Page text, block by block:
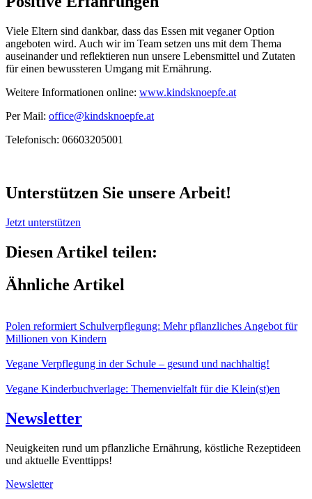
Viele Eltern sind dankbar, dass das Essen mit veganer Option
angeboten wird. Auch wir im Team setzen uns mit dem Thema
auseinander und reflektieren nun unsere Lebensmittel und Zutaten
für einen bewussteren Umgang mit Ernährung.
Weitere Informationen online: www.kindsknoepfe.at
Per Mail: office@kindsknoepfe.at
Telefonisch: 06603205001
Unterstützen Sie unsere Arbeit!
Jetzt unterstützen
Diesen Artikel teilen:
Ähnliche Artikel
Polen reformiert Schulverpflegung: Mehr pflanzliches Angebot für
Millionen von Kindern
Vegane Verpflegung in der Schule – gesund und nachhaltig!
Vegane Kinderbuchverlage: Themenvielfalt für die Klein(st)en
Newsletter
Neuigkeiten rund um pflanzliche Ernährung, köstliche Rezeptideen
und aktuelle Eventtipps!
Newsletter